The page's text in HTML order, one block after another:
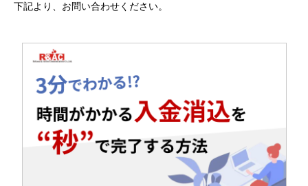
下記より、お問い合わせください。